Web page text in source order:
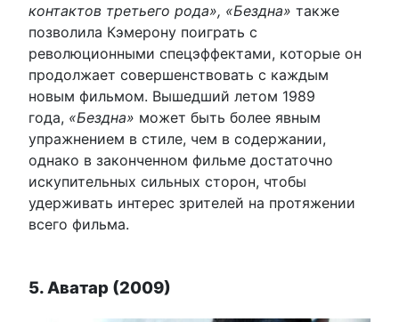
контактов третьего рода», «Бездна» также
позволила Кэмерону поиграть с
революционными спецэффектами, которые он
продолжает совершенствовать с каждым
новым фильмом. Вышедший летом 1989
года, «Бездна» может быть более явным
упражнением в стиле, чем в содержании,
однако в законченном фильме достаточно
искупительных сильных сторон, чтобы
удерживать интерес зрителей на протяжении
всего фильма.
5. Аватар (2009)